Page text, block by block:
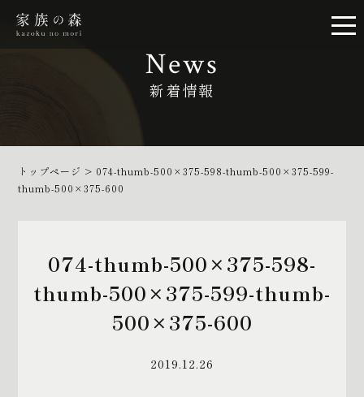
News
新着情報
トップページ > 074-thumb-500×375-598-thumb-500×375-599-
thumb-500×375-600
074-thumb-500×375-598-
thumb-500×375-599-thumb-
500×375-600
2019.12.26